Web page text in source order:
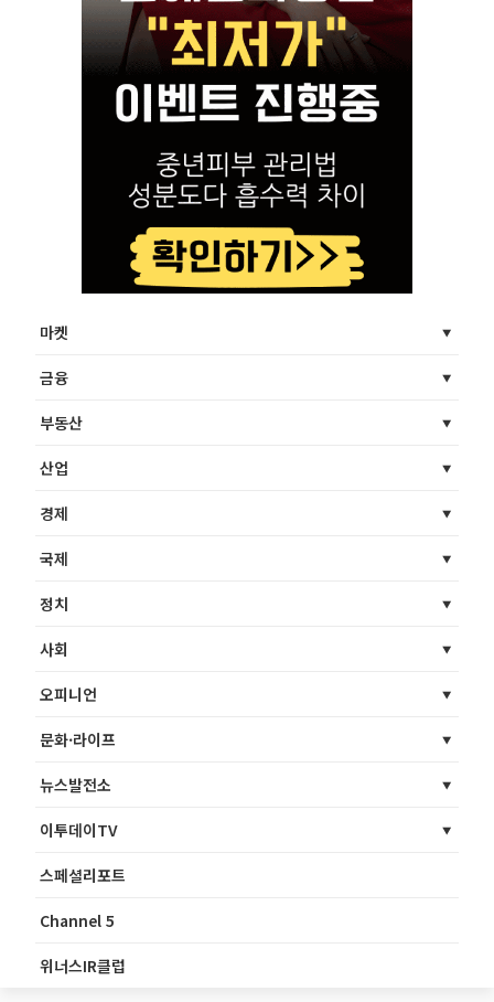
마켓
금융
부동산
산업
경제
국제
정치
사회
오피니언
문화·라이프
뉴스발전소
이투데이TV
스페셜리포트
Channel 5
위너스IR클럽